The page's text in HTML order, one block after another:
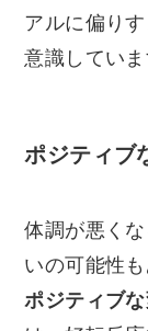
アルに偏り
意識していま
ポジティブ
体調が悪く
いの可能性
ポジティブ